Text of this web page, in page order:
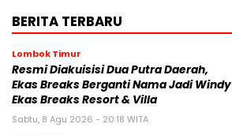
BERITA TERBARU
Lombok Timur
Resmi Diakuisisi Dua Putra Daerah,
Ekas Breaks Berganti Nama Jadi Windy
Ekas Breaks Resort & Villa
Sabtu, 8 Agu 2026 - 20:18 WITA